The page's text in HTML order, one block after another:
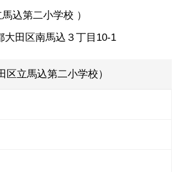
込第二小学校 ）
大田区南馬込３丁目10-1
区立馬込第二小学校）